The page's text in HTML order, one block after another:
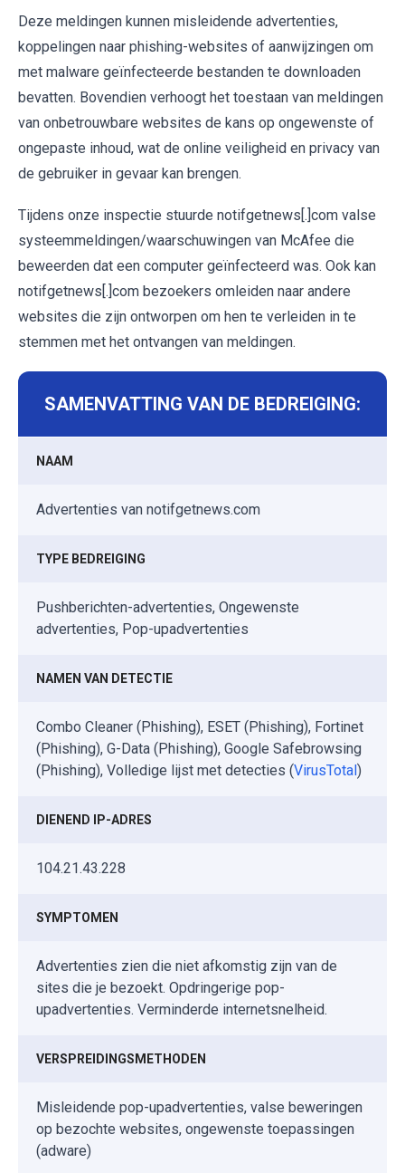
Deze meldingen kunnen misleidende advertenties,
koppelingen naar phishing-websites of aanwijzingen om
met malware geïnfecteerde bestanden te downloaden
bevatten. Bovendien verhoogt het toestaan van meldingen
van onbetrouwbare websites de kans op ongewenste of
ongepaste inhoud, wat de online veiligheid en privacy van
de gebruiker in gevaar kan brengen.
Tijdens onze inspectie stuurde notifgetnews[.]com valse
systeemmeldingen/waarschuwingen van McAfee die
beweerden dat een computer geïnfecteerd was. Ook kan
notifgetnews[.]com bezoekers omleiden naar andere
websites die zijn ontworpen om hen te verleiden in te
stemmen met het ontvangen van meldingen.
SAMENVATTING VAN DE BEDREIGING:
NAAM
Advertenties van notifgetnews.com
TYPE BEDREIGING
Pushberichten-advertenties, Ongewenste
advertenties, Pop-upadvertenties
NAMEN VAN DETECTIE
Combo Cleaner (Phishing), ESET (Phishing), Fortinet
(Phishing), G-Data (Phishing), Google Safebrowsing
(Phishing), Volledige lijst met detecties (VirusTotal )
DIENEND IP-ADRES
104.21.43.228
SYMPTOMEN
Advertenties zien die niet afkomstig zijn van de
sites die je bezoekt. Opdringerige pop-
upadvertenties. Verminderde internetsnelheid.
VERSPREIDINGSMETHODEN
Misleidende pop-upadvertenties, valse beweringen
op bezochte websites, ongewenste toepassingen
(adware)